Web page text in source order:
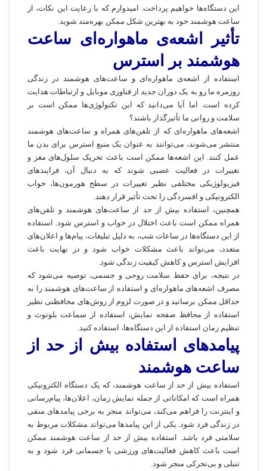
این دستگاه‌ها خواهیم پرداخت. امیدوارم که با رعایت این نکات، از
ساعت هوشمند خود به بهترین شکل ممکن بهره‌مند شوید.
تأثیر اشعه‌ی ماهواره‌ای ساعت
هوشمند بر استرس
استفاده از اشعه‌ی ماهواره‌ای و ساعت‌های هوشمند در زندگی
روزمره ما رو به یک دوران جدید از فناوری موبایل و ارتباطات هدایت
کرده است. اما آیا می‌دانید که این تکنولوژی‌ها ممکن است بر
سلامت و روانی ما تأثیرگذار باشند؟
اشعه‌های ماهواره‌ای که از تلفن‌های همراه و ساعت‌های هوشمند
منتشر می‌شوند، می‌توانند به عنوان یک منبع استرس برای بدن ما
عمل کنند. این اشعه‌ها ممکن است باعث تحریک سلول‌های مغز و
تغییرات در فعالیت عصبی شوند که به دنبال آن، فرایندهای
فیزیولوژیکی مختلفی نظیر تغییرات در سطح هورمون‌ها، خواب
الکترونیکی و افسردگی را تحت تأثیر قرار دهند.
همچنین، استفاده بیش از حد از ساعت‌های هوشمند و تلفن‌های
همراه ممکن است باعث اختلال در خواب و استرس شود. استفاده
از این دستگاه‌ها در ساعات شب، به دلیل تبلیغات، پیام‌ها و اعلان‌های
متعدد، می‌تواند باعث مشکلات خواب شود و در نهایت باعث
افزایش استرس و کاهش کیفیت زندگی شود.
در نتیجه، برای حفظ سلامت روحی و جسمی، توصیه می‌شود که
مصرف اشعه‌های ماهواره‌ای و استفاده از ساعت‌های هوشمند را به
حداقل ممکن برسانید و در صورت لزوم از روش‌های محافظتی نظیر
استفاده از محافظ صفحه نمایش، استفاده از سماعت بلوتوث و
تنظیم زمان استفاده از این دستگاه‌ها، استفاده کنید.
پیامدهای استفاده بیش از حد از
ساعت هوشمند
استفاده بیش از حد از ساعت هوشمند، که یک دستگاه الکترونیکی
همراه است که امکاناتی از جمله نمایش زمان، اعلان‌ها، پیام‌رسانی
و اینترنت را فراهم می‌کند، می‌تواند منجر به برخی پیامدهای منفی
در زندگی فرد شود. یکی از این پیامدها می‌تواند مشکلات مربوط به
سلامتی فرد باشد. استفاده بیش از حد از ساعت هوشمند ممکن
است باعث کاهش فعالیت‌های ورزشی یا جسمانی فرد شود و به
تنبلی و بی‌تحرکی منجر شود.